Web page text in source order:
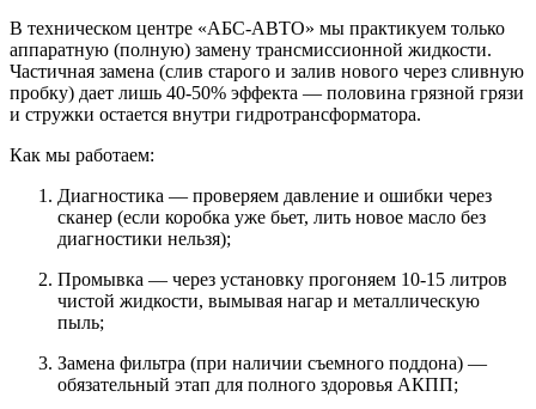
В техническом центре «АБС-АВТО» мы практикуем только
аппаратную (полную) замену трансмиссионной жидкости.
Частичная замена (слив старого и залив нового через сливную
пробку) дает лишь 40-50% эффекта — половина грязной грязи
и стружки остается внутри гидротрансформатора.
Как мы работаем:
Диагностика — проверяем давление и ошибки через
сканер (если коробка уже бьет, лить новое масло без
диагностики нельзя);
Промывка — через установку прогоняем 10-15 литров
чистой жидкости, вымывая нагар и металлическую
пыль;
Замена фильтра (при наличии съемного поддона) —
обязательный этап для полного здоровья АКПП;